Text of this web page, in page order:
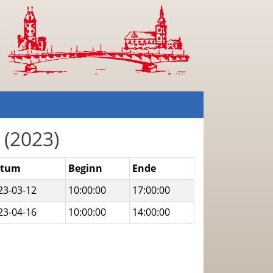
Beginn
Ende
03-12
10:00:00
17:00:00
04-16
10:00:00 14:00:00